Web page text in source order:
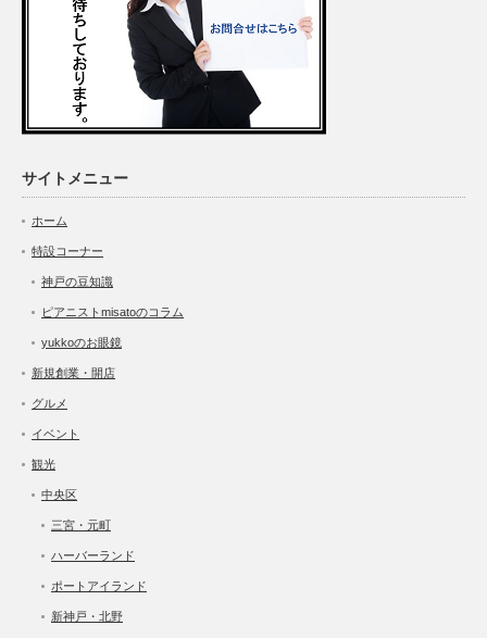
サイトメニュー
ホーム
特設コーナー
神戸の豆知識
ピアニストmisatoのコラム
yukkoのお眼鏡
新規創業・開店
グルメ
イベント
観光
中央区
三宮・元町
ハーバーランド
ポートアイランド
新神戸・北野